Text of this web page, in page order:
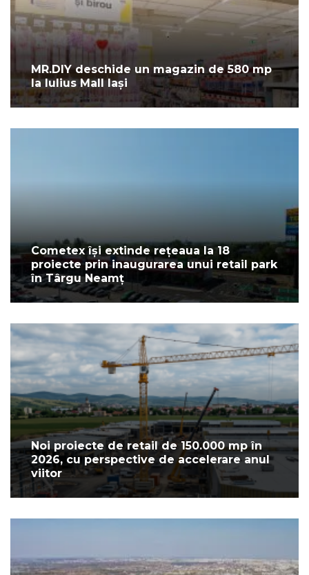
MR.DIY deschide un magazin de 580 mp
la Iulius Mall Iași
Cometex își extinde rețeaua la 18
proiecte prin inaugurarea unui retail park
în Târgu Neamț
Noi proiecte de retail de 150.000 mp în
2026, cu perspective de accelerare anul
viitor